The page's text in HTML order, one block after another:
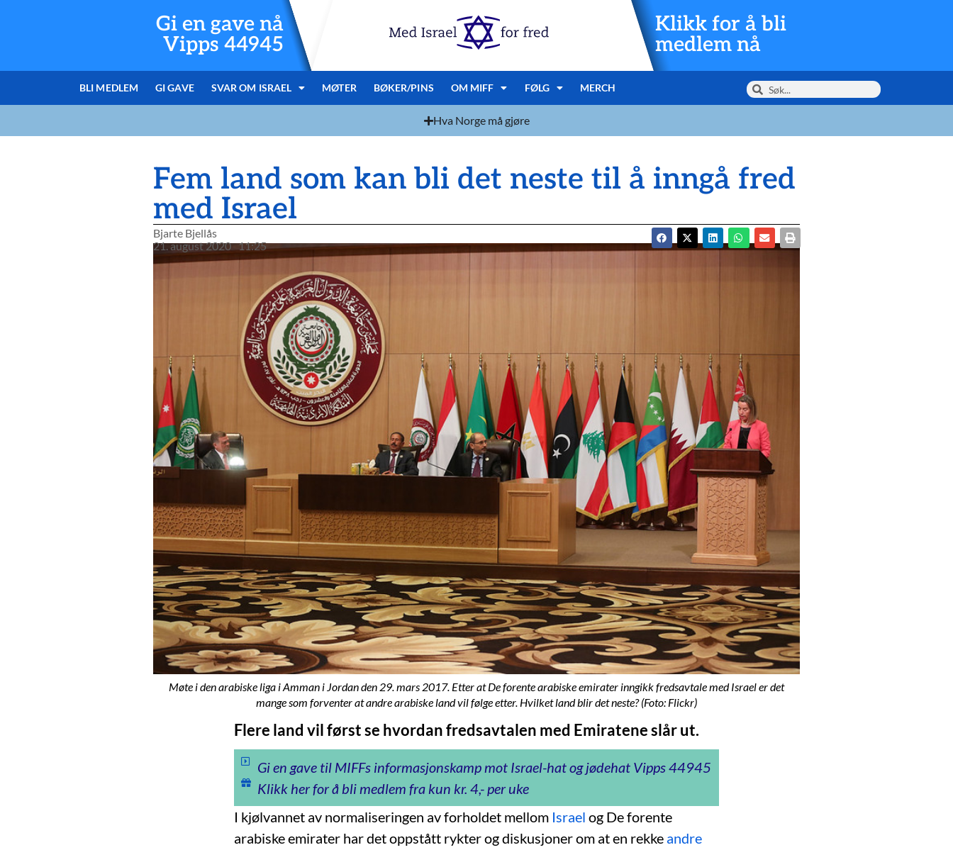
Gi en gave nå
Vipps 44945
Klikk for å bli
medlem nå
BLI MEDLEM GI GAVE SVAR OM ISRAEL MØTER BØKER/PINS OM MIFF FØLG MERCH
Hva Norge må gjøre
Fem land som kan bli det neste til å inngå fred
med Israel
Bjarte Bjellås
21. august 2020 11:25
Møte i den arabiske liga i Amman i Jordan den 29. mars 2017. Etter at De forente arabiske emirater inngikk fredsavtale med Israel er det
mange som forventer at andre arabiske land vil følge etter. Hvilket land blir det neste? (Foto: Flickr)
Flere land vil først se hvordan fredsavtalen med Emiratene slår ut.
Gi en gave til MIFFs informasjonskamp mot Israel-hat og jødehat Vipps 44945
Klikk her for å bli medlem fra kun kr. 4,- per uke
I kjølvannet av normaliseringen av forholdet mellom Israel og De forente
arabiske emirater har det oppstått rykter og diskusjoner om at en rekke andre